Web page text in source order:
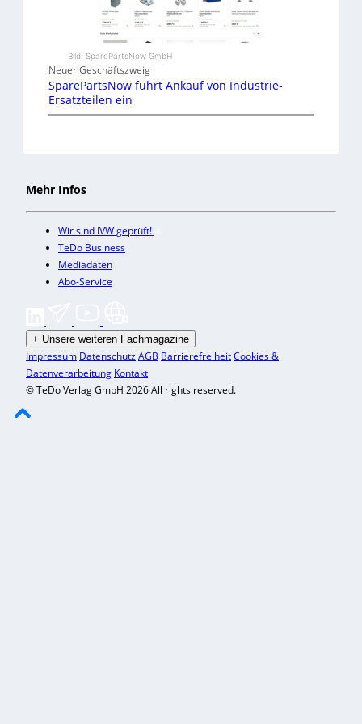
Bild: SparePartsNow GmbH
Neuer Geschäftszweig
SparePartsNow führt Ankauf von Industrie-
Ersatzteilen ein
Mehr Infos
Wir sind IVW geprüft!
TeDo Business
Mediadaten
Abo-Service
+ Unsere weiteren Fachmagazine
Impressum DatenschutzAGB BarrierefreiheitCookies &
Datenverarbeitung Kontakt
© TeDo Verlag GmbH 2026 All rights reserved.